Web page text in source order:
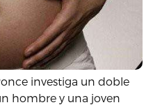
investiga un doble
hombre y una joven